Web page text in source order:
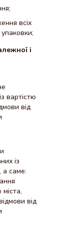
всіх
упаковки;
і
вартістю
від
із
а саме:
від